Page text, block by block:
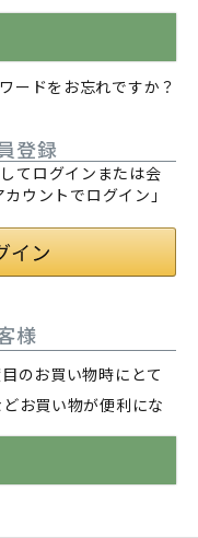
ードをお忘れですか？
登録
てログインまたは会
ウントでログイン」
様
のお買い物時にとて
お買い物が便利にな